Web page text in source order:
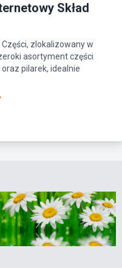
Skład
zlokalizowany w
asortyment części
pilarek, idealnie